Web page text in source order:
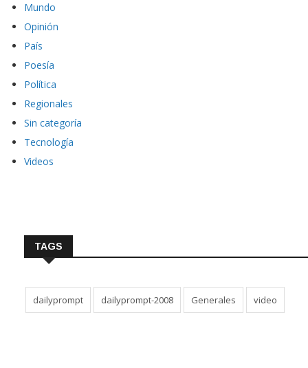
Mundo
Opinión
País
Poesía
Política
Regionales
Sin categoría
Tecnología
Videos
TAGS
dailyprompt dailyprompt-2008 Generales video